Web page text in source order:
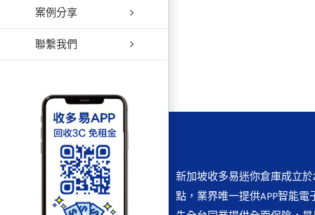
案例分享
聯繫我們
新加坡收多易迷你倉庫成立
點，業界唯一提供APP智能電